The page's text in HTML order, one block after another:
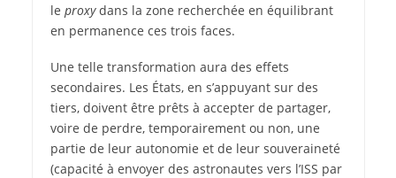
le proxydans la zone recherchée en équilibrant
en permanence ces trois faces.
Une telle transformation aura des effets
secondaires. Les États, en s’appuyant sur des
tiers, doivent être prêts à accepter de partager,
voire de perdre, temporairement ou non, une
partie de leur autonomie et de leur souveraineté
(capacité à envoyer des astronautes vers l’ISS par